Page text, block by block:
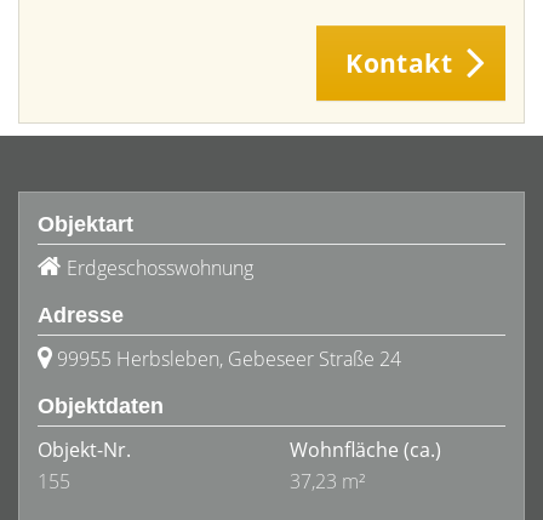
Kontakt
Objektart
Erdgeschosswohnung
Adresse
99955 Herbsleben, Gebeseer Straße 24
Objektdaten
Objekt-Nr.
155
Wohnfläche (ca.)
37,23 m²